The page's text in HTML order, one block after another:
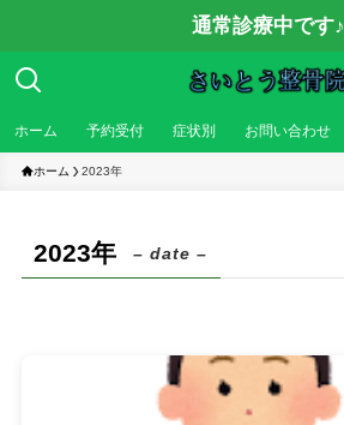
通常診療中です♪
ホーム 予約受付 症状別 お問い合わせ
ホーム 2023年
2023年 – date –